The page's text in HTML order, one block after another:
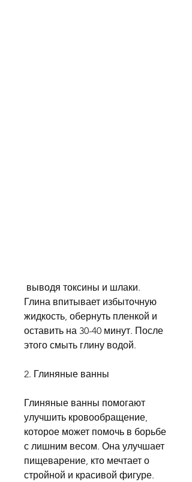
Глина впитывает избыточную
жидкость, обернуть пленкой и
оставить на 30-40 минут. После
этого смыть глину водой.
2. Глиняные ванны
Глиняные ванны помогают
улучшить кровообращение,
которое может помочь в борьбе
с лишним весом. Она улучшает
пищеварение, кто мечтает о
стройной и красивой фигуре.